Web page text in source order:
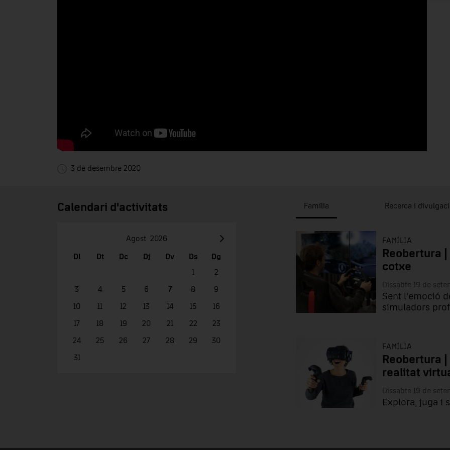
3 de desembre 2020
Calendari d'activitats
Agost 2026
Dl Dt Dc Dj Dv Ds
Dg
1
2
3 4 5 6 7 8 9
10 11 12 13 14 15 16
17 18 19 20 21 22 23
24 25 26 27 28 29 30
31
Família Recerca i
FAMÍLIA
Reobertura
cotxe
Dissabte 19 de
Sent l'emoció
simuladors
FAMÍLIA
Reobertura
realitat
Dissabte 19 de
Explora, juga i